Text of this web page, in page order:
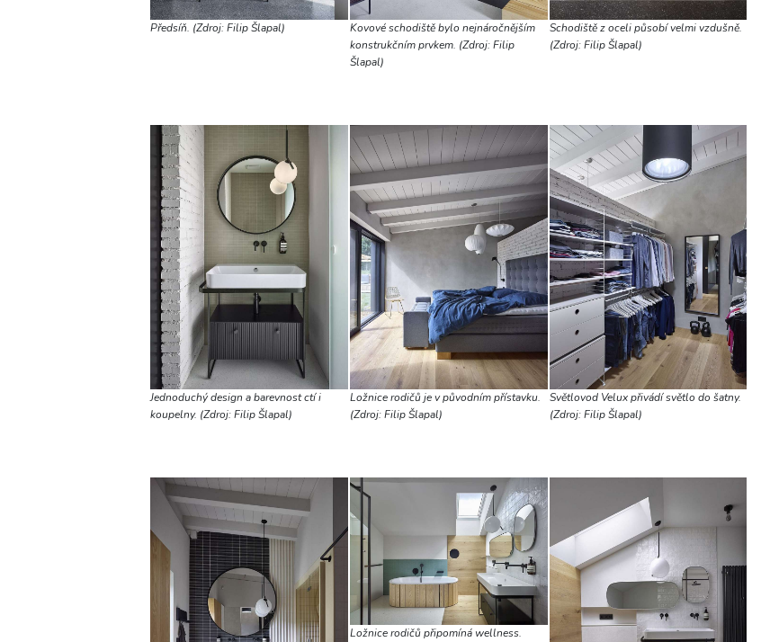
Předsíň. (Zdroj: Filip Šlapal)
Kovové schodiště bylo nejnáročnějším
konstrukčním prvkem. (Zdroj: Filip
Šlapal)
Schodiště z oceli působí velmi vzdušně.
(Zdroj: Filip Šlapal)
Jednoduchý design a barevnost ctí i
koupelny. (Zdroj: Filip Šlapal)
Ložnice rodičů je v původním přístavku.
(Zdroj: Filip Šlapal)
Světlovod Velux přivádí světlo do šatny.
(Zdroj: Filip Šlapal)
Ložnice rodičů připomíná wellness.